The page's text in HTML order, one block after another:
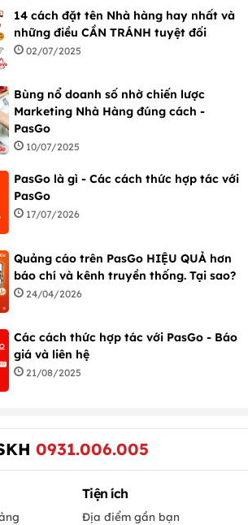
14 cách đặt tên Nhà hàng hay nhất và
những điều CẦN TRÁNH tuyệt đối
02/07/2025
Bùng nổ doanh số nhờ chiến lược
Marketing Nhà Hàng đúng cách -
PasGo
10/07/2025
PasGo là gì - Các cách thức hợp tác với
PasGo
17/07/2026
Quảng cáo trên PasGo HIỆU QUẢ hơn
báo chí và kênh truyền thống. Tại sao?
24/04/2026
Các cách thức hợp tác với PasGo - Báo
giá và liên hệ
21/08/2025
0931.006.005
Tiện ích
Địa điểm gần bạn